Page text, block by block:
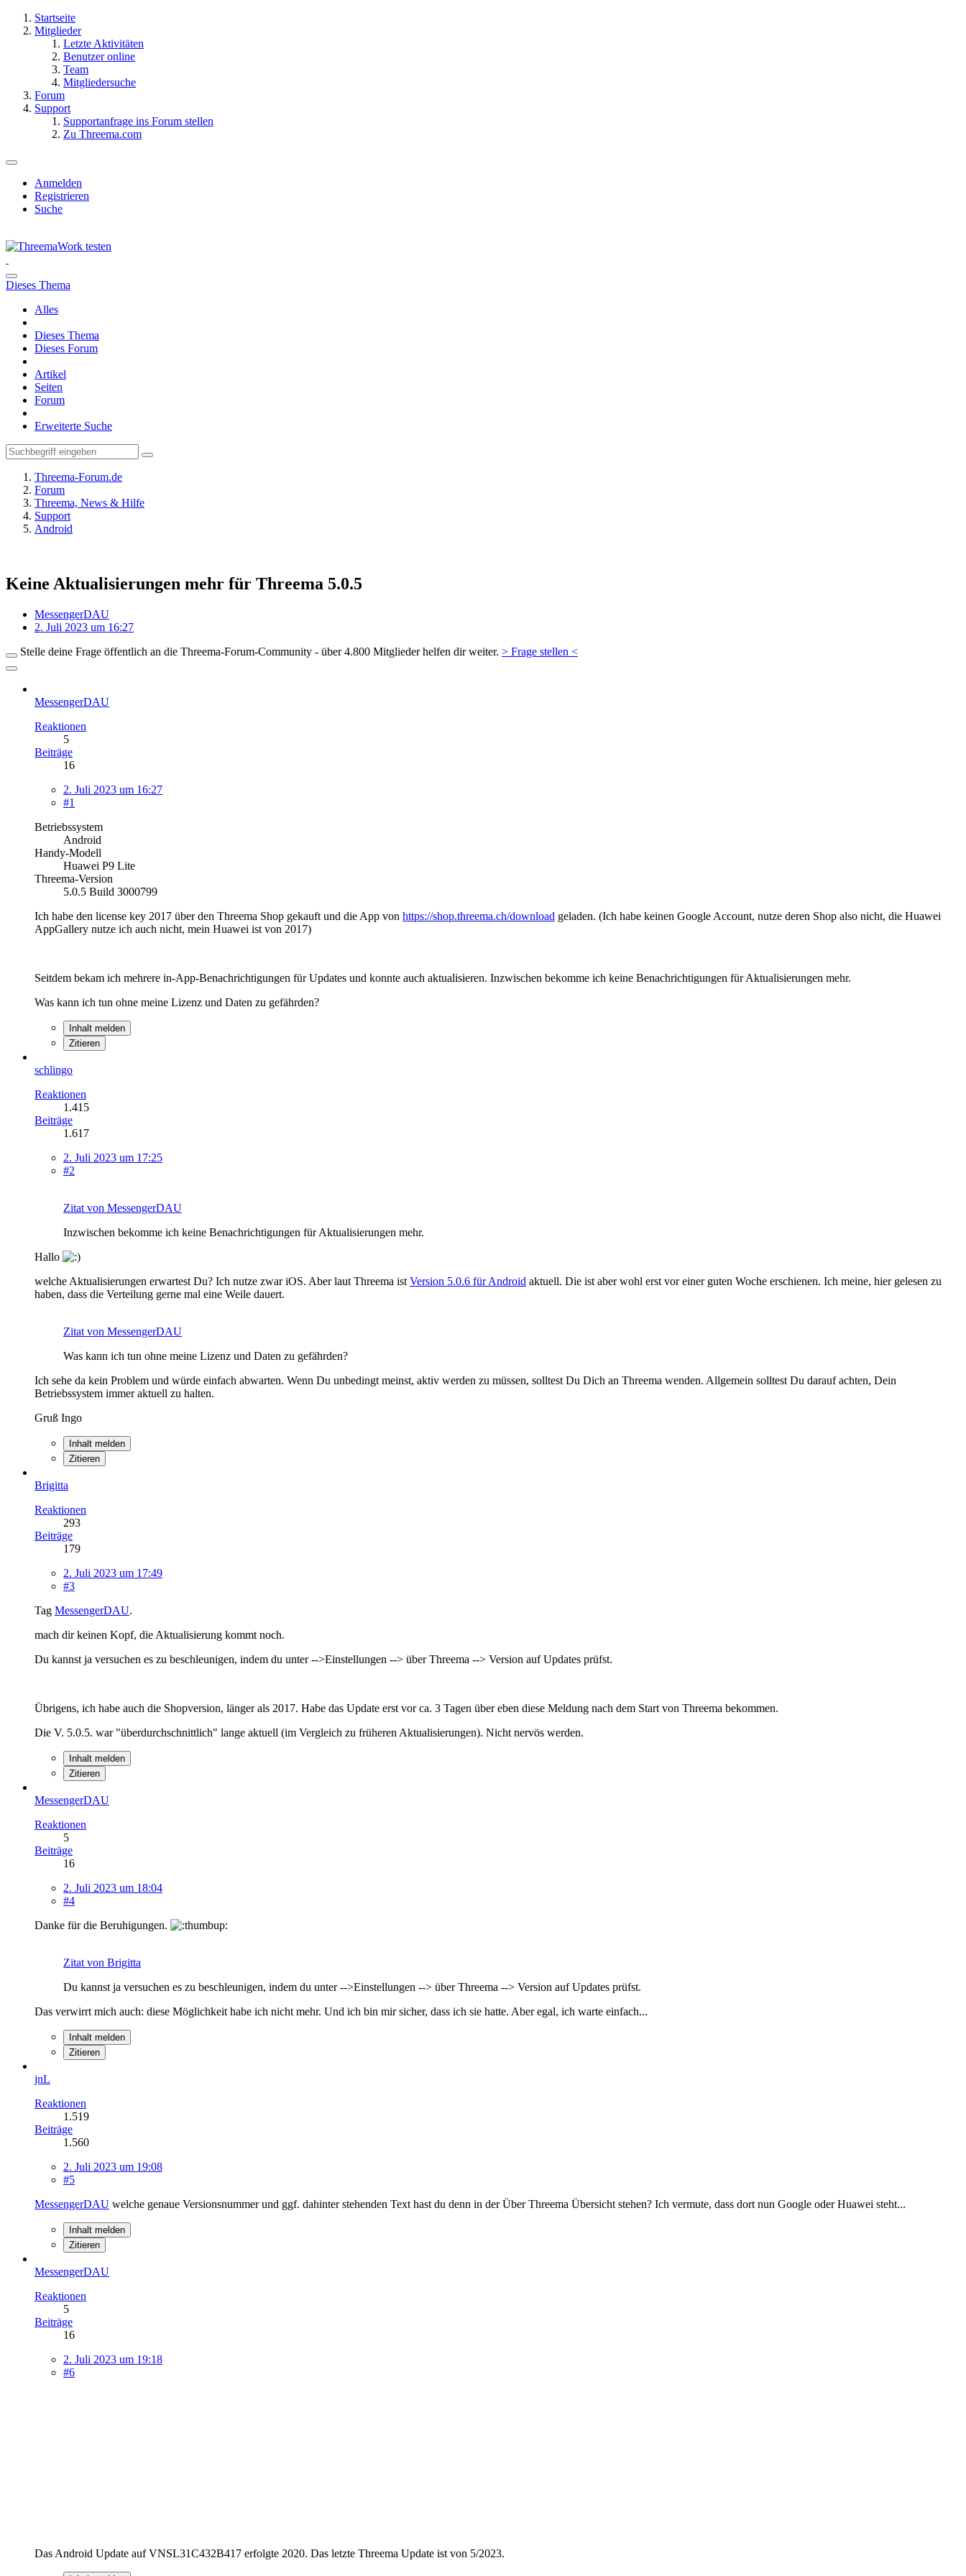
Startseite
Mitglieder
Letzte Aktivitäten
Benutzer online
Team
Mitgliedersuche
Forum
Support
Supportanfrage ins Forum stellen
Zu Threema.com
Anmelden
Registrieren
Suche
Dieses Thema
Alles
Dieses Thema
Dieses Forum
Artikel
Seiten
Forum
Erweiterte Suche
Threema-Forum.de
Forum
Threema, News & Hilfe
Support
Android
Keine Aktualisierungen mehr für Threema 5.0.5
MessengerDAU
2. Juli 2023 um 16:27
Stelle deine Frage öffentlich an die Threema-Forum-Community - über 4.800 Mitglieder helfen dir weiter. > Frage stellen <
MessengerDAU
Reaktionen
5
Beiträge
16
2. Juli 2023 um 16:27
#1
Betriebssystem
Android
Handy-Modell
Huawei P9 Lite
Threema-Version
5.0.5 Build 3000799
Ich habe den license key 2017 über den Threema Shop gekauft und die App von https://shop.threema.ch/download geladen. (Ich habe keinen Google Account, nutze deren Shop also nicht, die Huawei
AppGallery nutze ich auch nicht, mein Huawei ist von 2017)
Seitdem bekam ich mehrere in-App-Benachrichtigungen für Updates und konnte auch aktualisieren. Inzwischen bekomme ich keine Benachrichtigungen für Aktualisierungen mehr.
Was kann ich tun ohne meine Lizenz und Daten zu gefährden?
Inhalt melden
Zitieren
schlingo
Reaktionen
1.415
Beiträge
1.617
2. Juli 2023 um 17:25
#2
Zitat von MessengerDAU
Inzwischen bekomme ich keine Benachrichtigungen für Aktualisierungen mehr.
Hallo
welche Aktualisierungen erwartest Du? Ich nutze zwar iOS. Aber laut Threema ist Version 5.0.6 für Android aktuell. Die ist aber wohl erst vor einer guten Woche erschienen. Ich meine, hier gelesen zu
haben, dass die Verteilung gerne mal eine Weile dauert.
Zitat von MessengerDAU
Was kann ich tun ohne meine Lizenz und Daten zu gefährden?
Ich sehe da kein Problem und würde einfach abwarten. Wenn Du unbedingt meinst, aktiv werden zu müssen, solltest Du Dich an Threema wenden. Allgemein solltest Du darauf achten, Dein
Betriebssystem immer aktuell zu halten.
Gruß Ingo
Inhalt melden
Zitieren
Brigitta
Reaktionen
293
Beiträge
179
2. Juli 2023 um 17:49
#3
Tag MessengerDAU.
mach dir keinen Kopf, die Aktualisierung kommt noch.
Du kannst ja versuchen es zu beschleunigen, indem du unter -->Einstellungen --> über Threema --> Version auf Updates prüfst.
Übrigens, ich habe auch die Shopversion, länger als 2017. Habe das Update erst vor ca. 3 Tagen über eben diese Meldung nach dem Start von Threema bekommen.
Die V. 5.0.5. war "überdurchschnittlich" lange aktuell (im Vergleich zu früheren Aktualisierungen). Nicht nervös werden.
Inhalt melden
Zitieren
MessengerDAU
Reaktionen
5
Beiträge
16
2. Juli 2023 um 18:04
#4
Danke für die Beruhigungen.
Zitat von Brigitta
Du kannst ja versuchen es zu beschleunigen, indem du unter -->Einstellungen --> über Threema --> Version auf Updates prüfst.
Das verwirrt mich auch: diese Möglichkeit habe ich nicht mehr. Und ich bin mir sicher, dass ich sie hatte. Aber egal, ich warte einfach...
Inhalt melden
Zitieren
jnL
Reaktionen
1.519
Beiträge
1.560
2. Juli 2023 um 19:08
#5
MessengerDAU welche genaue Versionsnummer und ggf. dahinter stehenden Text hast du denn in der Über Threema Übersicht stehen? Ich vermute, dass dort nun Google oder Huawei steht...
Inhalt melden
Zitieren
MessengerDAU
Reaktionen
5
Beiträge
16
2. Juli 2023 um 19:18
#6
Das Android Update auf VNSL31C432B417 erfolgte 2020. Das letzte Threema Update ist von 5/2023.